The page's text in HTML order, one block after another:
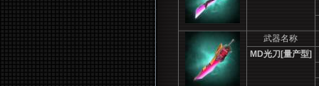
武器名称
MD光刀[量产型]